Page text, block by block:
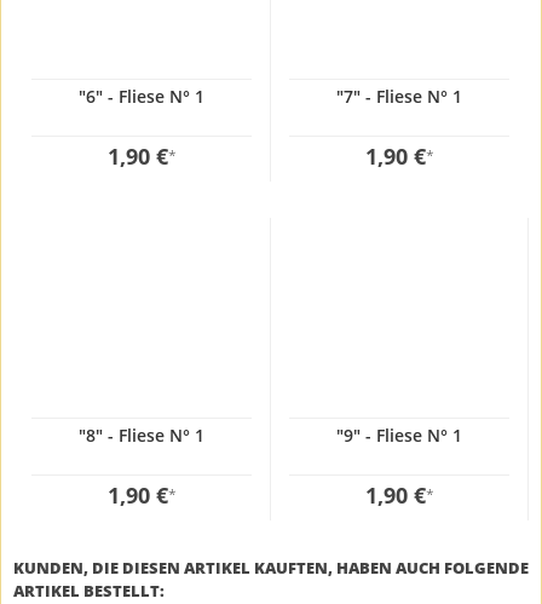
"6" - Fliese N° 1
1,90 €*
"7" - Fliese N° 1
1,90 €*
"8" - Fliese N° 1
1,90 €*
"9" - Fliese N° 1
1,90 €*
KUNDEN, DIE DIESEN ARTIKEL KAUFTEN, HABEN AUCH FOLGENDE
ARTIKEL BESTELLT: